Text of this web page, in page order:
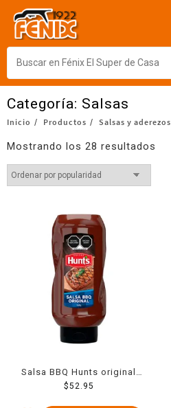
Categoría: Salsas
Inicio Productos Salsas y aderezos
Mostrando los 28 resultados
Salsa BBQ Hunts original
620 g
$52.95